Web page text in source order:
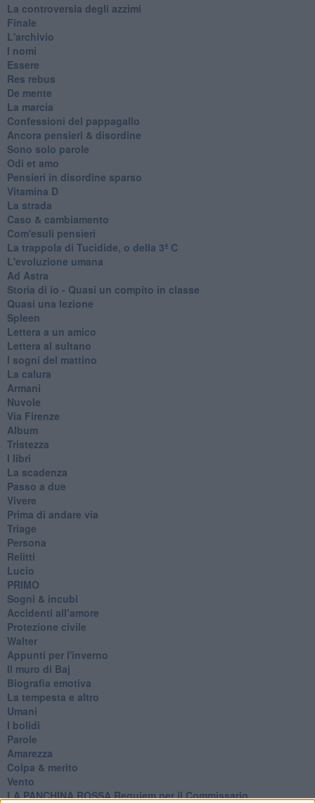
La controversia degli azzimi
Finale
L'archivio
I nomi
Essere
Res rebus
De mente
La marcia
Confessioni del pappagallo
Ancora pensieri & disordine
Sono solo parole
Odi et amo
Pensieri in disordine sparso
Vitamina D
La strada
Caso & cambiamento
Com'esuli pensieri
La trappola di Tucidide, o della 3ª C
L'evoluzione umana
Ad Astra
Storia di io - Quasi un compito in classe
Quasi una lezione
Spleen
Lettera a un amico
Lettera al sultano
I sogni del mattino
La calura
Armani
Nuvole
Via Firenze
Album
Tristezza
I libri
La scadenza
Passo a due
Vivere
Prima di andare via
Triage
Persona
Relitti
Lucio
PRIMO
Sogni & incubi
Accidenti all’amore
Protezione civile
Walter
Appunti per l'inverno
Il muro di Baj
Biografia emotiva
La tempesta e altro
Umani
I bolidi
Parole
Amarezza
Colpa & merito
Vento
​LA PANCHINA ROSSA Requiem per il Commissario